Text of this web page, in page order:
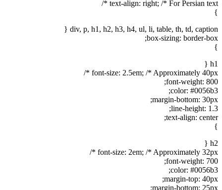
text-align: right; /* For Persian text */
}
div, p, h1, h2, h3, h4, ul, li, table, th, td, caption {
box-sizing: border-box;
}
h1 {
font-size: 2.5em; /* Approximately 40px */
font-weight: 800;
color: #0056b3;
margin-bottom: 30px;
line-height: 1.3;
text-align: center;
}
h2 {
font-size: 2em; /* Approximately 32px */
font-weight: 700;
color: #0056b3;
margin-top: 40px;
margin-bottom: 25px;